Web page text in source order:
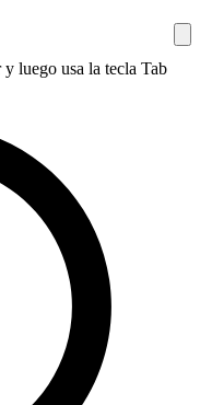
luego usa la tecla Tab